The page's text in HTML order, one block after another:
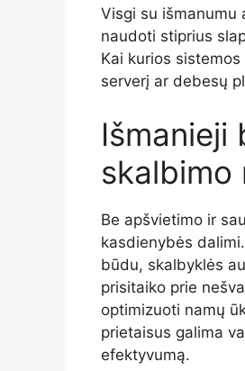
Visgi su
naudoti stiprius
Kai kurios
serverį ar debesų
Išmanieji
skalbimo
Be apšvietimo ir
kasdienybės
būdu, skalbyklės
prisitaiko prie
optimizuoti namų
prietaisus galima
efektyvumą.